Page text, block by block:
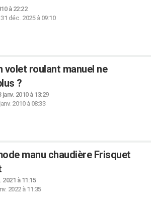
à 22:22
31 déc. 2025 à 09:10
volet roulant manuel ne
?
janv. 2010 à 13:29
2010 à 08:33
manu chaudière Frisquet
2021 à 11:15
2022 à 11:35